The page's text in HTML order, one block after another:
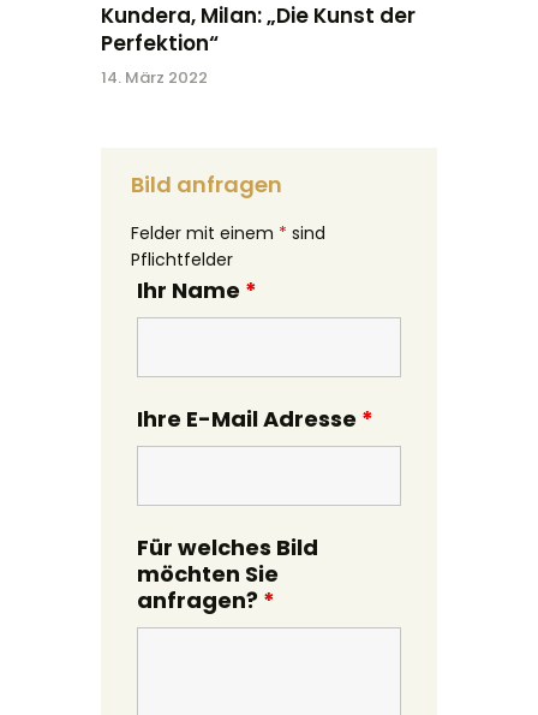
Kundera, Milan: „Die Kunst der
Perfektion“
14. März 2022
Bild anfragen
Felder mit einem * sind
Pflichtfelder
Ihr Name *
Ihre E-Mail Adresse *
Für welches Bild
möchten Sie
anfragen? *